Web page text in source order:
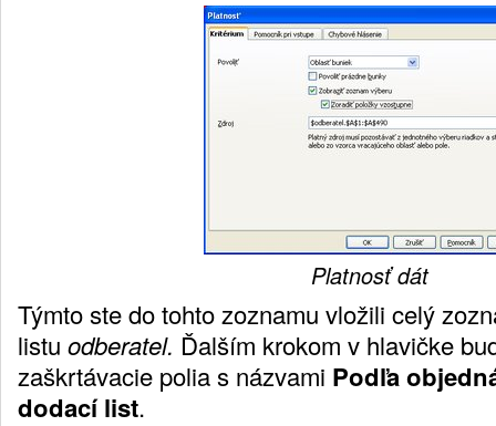
Platnosť dát
Týmto ste do tohto zoznamu vložili celý
listu odberatel. Ďalším krokom v hlavičke
zaškrtávacie polia s názvami Podľa
dodací list.